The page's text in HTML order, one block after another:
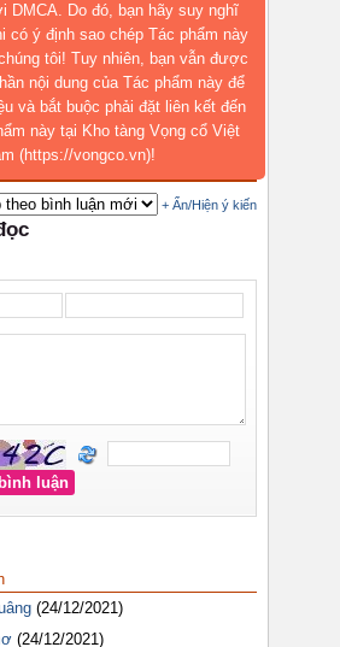
DMCA. Do đó, bạn hãy suy nghĩ
có ý định sao chép Tác phẩm này
tôi! Tuy nhiên, bạn vẫn được
nội dung của Tác phẩm này để
và bắt buộc phải đặt liên kết đến
này tại Kho tàng Vọng cổ Việt
(https://vongco.vn)!
(24/12/2021)
(24/12/2021)